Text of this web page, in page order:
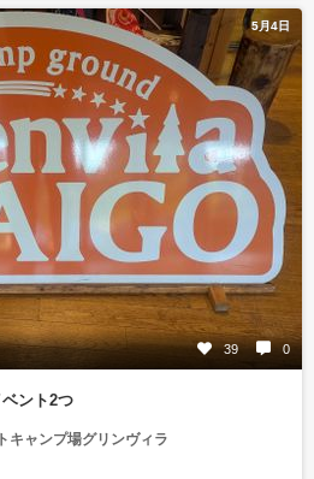
5月4日
39 0
ント2つ
キャンプ場グリンヴィラ